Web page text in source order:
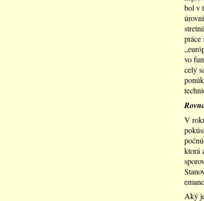
bol v
práce
vo
celý
V
ktorá
Aký